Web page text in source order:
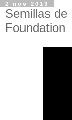
2 nov 2013
Semillas de
Foundation